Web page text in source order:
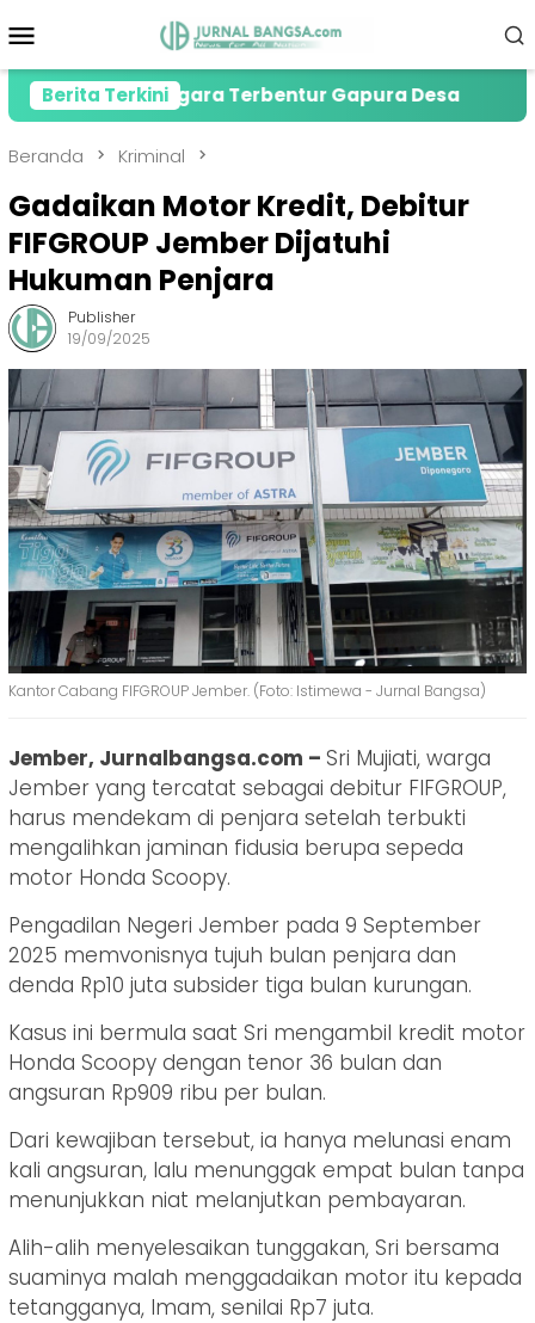
ke
Mobile
Berita Terkini
Gegara Terbentur Gapura Desa PMI
Beranda Kriminal
Gadaikan Motor Kredit, Debitur
FIFGROUP Jember Dijatuhi
Hukuman Penjara
Publisher
19/09/2025
Kantor Cabang FIFGROUP Jember. (Foto: Istimewa - Jurnal Bangsa)
Jember, Jurnalbangsa.com – Sri Mujiati, warga
Jember yang tercatat sebagai debitur FIFGROUP,
harus mendekam di penjara setelah terbukti
mengalihkan jaminan fidusia berupa sepeda
motor Honda Scoopy.
Pengadilan Negeri Jember pada 9 September
2025 memvonisnya tujuh bulan penjara dan
denda Rp10 juta subsider tiga bulan kurungan.
Kasus ini bermula saat Sri mengambil kredit motor
Honda Scoopy dengan tenor 36 bulan dan
angsuran Rp909 ribu per bulan.
Dari kewajiban tersebut, ia hanya melunasi enam
kali angsuran, lalu menunggak empat bulan tanpa
menunjukkan niat melanjutkan pembayaran.
Alih-alih menyelesaikan tunggakan, Sri bersama
suaminya malah menggadaikan motor itu kepada
tetangganya, Imam, senilai Rp7 juta.